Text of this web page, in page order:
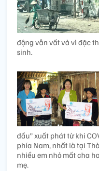
động vẫn vất vả vì đặc
sinh.
đầu” xuất phát từ khi
phía Nam, nhất là tại
nhiều em nhỏ mất cha
mẹ.